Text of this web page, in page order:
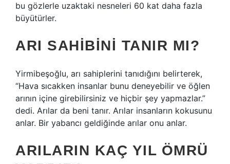
bu gözlerle uzaktaki nesneleri 60 kat daha fazla
büyütürler.
ARI SAHIBINI TANIR MI?
Yirmibeşoğlu, arı sahiplerini tanıdığını belirterek,
“Hava sıcakken insanlar bunu deneyebilir ve öğlen
arının içine girebilirsiniz ve hiçbir şey yapmazlar.”
dedi. Arılar da beni tanır. Arılar insanların kokusunu
anlar. Bir yabancı geldiğinde arılar onu anlar.
ARILARIN KAÇ YIL ÖMRÜ